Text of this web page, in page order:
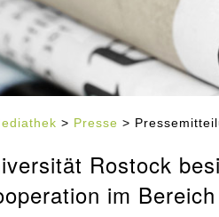
> Presse >
Rostock
im